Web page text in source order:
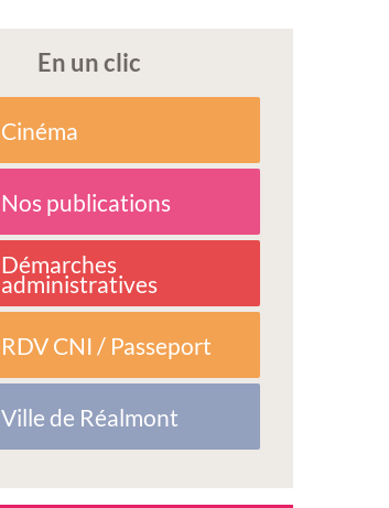
En un clic
Cinéma
Nos publications
Démarches
administratives
RDV CNI / Passeport
Ville de Réalmont